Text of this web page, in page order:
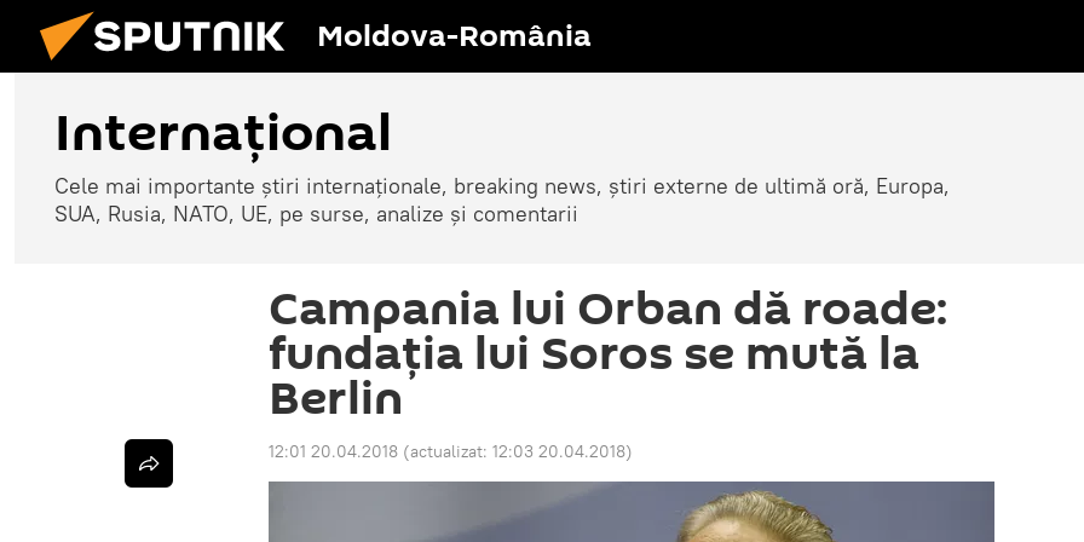
Moldova-România
Internaţional
Cele mai importante știri internaționale, breaking news, știri externe de ultimă oră, Europa,
SUA, Rusia, NATO, UE, pe surse, analize și comentarii
Campania lui Orban dă roade:
fundaţia lui Soros se mută la
Berlin
12:01 20.04.2018 (actualizat: 12:03 20.04.2018)